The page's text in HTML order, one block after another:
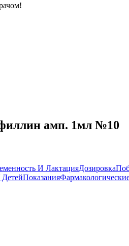
амп. 1мл №10
И ЛактацияДозировка
Показания